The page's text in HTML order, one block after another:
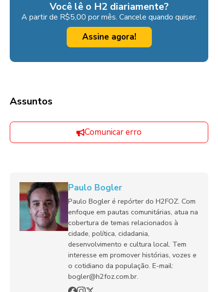
Você lê o H2 diariamente?
A partir de R$5,00 por mês. Cancele quando quiser.
Assine agora!
Assuntos
Comunicar erro
Paulo Bogler
Paulo Bogler é repórter do H2FOZ. Com
enfoque em pautas comunitárias, atua na
cobertura de temas relacionados à
cidade, política, cidadania,
desenvolvimento e cultura local. Tem
interesse em promover histórias, vozes e
o cotidiano da população. E-mail:
bogler@h2foz.com.br.